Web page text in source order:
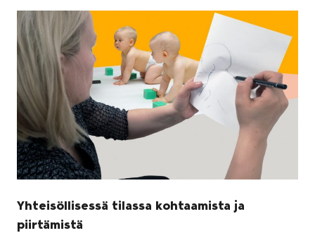
Yhteisöllisessä tilassa kohtaamista ja
piirtämistä